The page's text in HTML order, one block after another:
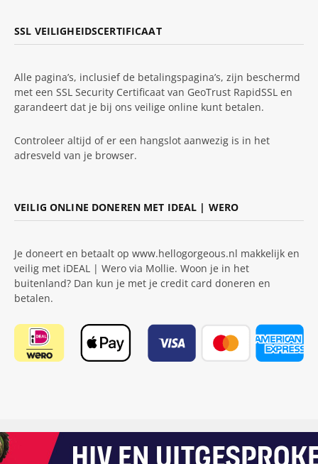
SSL VEILIGHEIDSCERTIFICAAT
Alle pagina’s, inclusief de betalingspagina’s, zijn beschermd
met een SSL Security Certificaat van GeoTrust RapidSSL en
garandeert dat je bij ons veilige online kunt betalen.
Controleer altijd of er een hangslot aanwezig is in het
adresveld van je browser.
VEILIG ONLINE DONEREN MET IDEAL | WERO
Je doneert en betaalt op www.hellogorgeous.nl makkelijk en
veilig met iDEAL | Wero via Mollie. Woon je in het
buitenland? Dan kun je met je credit card doneren en
betalen.